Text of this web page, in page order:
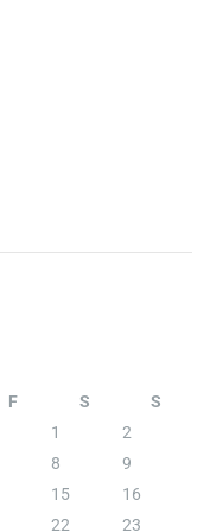
F S
S
1
2
8
9
15
16
22
23